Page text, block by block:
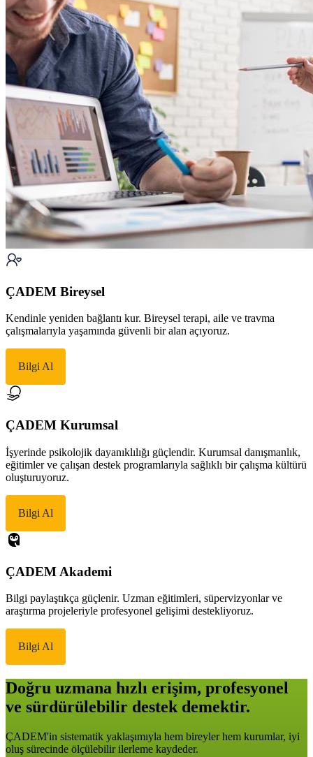
ÇADEM Bireysel
Kendinle yeniden bağlantı kur. Bireysel terapi, aile ve travma
çalışmalarıyla yaşamında güvenli bir alan açıyoruz.
Bilgi Al
ÇADEM Kurumsal
İşyerinde psikolojik dayanıklılığı güçlendir. Kurumsal danışmanlık,
eğitimler ve çalışan destek programlarıyla sağlıklı bir çalışma kültürü
oluşturuyoruz.
Bilgi Al
ÇADEM Akademi
Bilgi paylaştıkça güçlenir. Uzman eğitimleri, süpervizyonlar ve
araştırma projeleriyle profesyonel gelişimi destekliyoruz.
Bilgi Al
Doğru uzmana hızlı erişim, profesyonel
ve sürdürülebilir destek demektir.
ÇADEM'in sistematik yaklaşımıyla hem bireyler hem kurumlar, iyi
oluş sürecinde ölçülebilir ilerleme kaydeder.